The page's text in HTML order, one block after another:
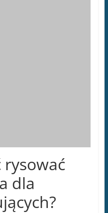
jak
dla początkujących?
sposobem na